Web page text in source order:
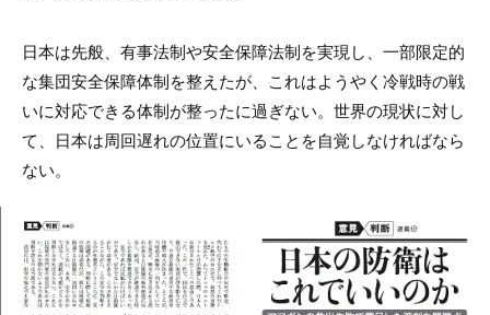
日本は先般、有事法制や安全保障法制を実現し、一部限定的
な集団安全保障体制を整えたが、これはようやく冷戦時の戦
いに対応できる体制が整ったに過ぎない。世界の現状に対し
て、日本は周回遅れの位置にいることを自覚しなければなら
ない。